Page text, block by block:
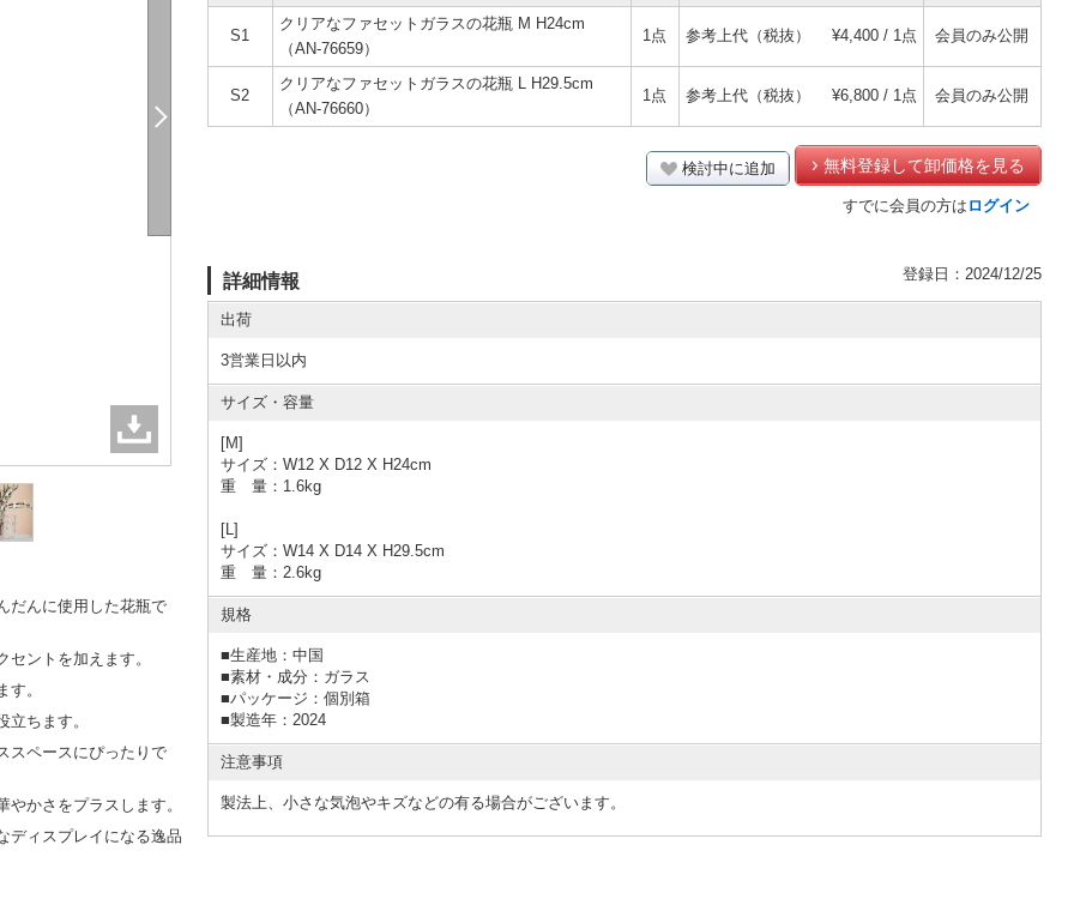
だんに使用した花瓶で
ントを加えます。
。
ちます。
スペースにぴったりで
かさをプラスします。
ディスプレイになる逸品
S1
クリアなファセットガラスの花瓶 M H24cm
（AN-76659）
1点 参考上代（税抜） ¥4,400 / 1点 会員のみ公開
S2
クリアなファセットガラスの花瓶 L H29.5cm
（AN-76660）
1点 参考上代（税抜） ¥6,800 / 1点 会員のみ公開
検討中に追加 無料登録して卸価格を見る
すでに会員の方は ログイン
詳細情報 登録日：2024/12/25
出荷
3営業日以内
サイズ・容量
[M]
サイズ：W12 X D12 X H24cm
重 量：1.6kg
[L]
サイズ：W14 X D14 X H29.5cm
重 量：2.6kg
規格
■生産地：中国
■素材・成分：ガラス
■パッケージ：個別箱
■製造年：2024
注意事項
製法上、小さな気泡やキズなどの有る場合がございます。